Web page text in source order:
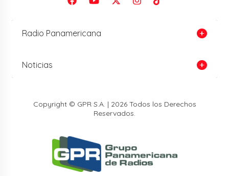
Radio Panamericana
Noticias
Copyright © GPR S.A. | 2026 Todos los Derechos
Reservados.